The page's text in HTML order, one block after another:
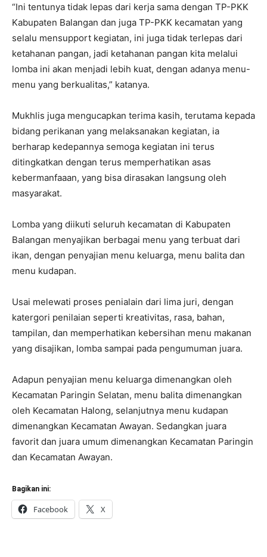
“Ini tentunya tidak lepas dari kerja sama dengan TP-PKK
Kabupaten Balangan dan juga TP-PKK kecamatan yang
selalu mensupport kegiatan, ini juga tidak terlepas dari
ketahanan pangan, jadi ketahanan pangan kita melalui
lomba ini akan menjadi lebih kuat, dengan adanya menu-
menu yang berkualitas,” katanya.
Mukhlis juga mengucapkan terima kasih, terutama kepada
bidang perikanan yang melaksanakan kegiatan, ia
berharap kedepannya semoga kegiatan ini terus
ditingkatkan dengan terus memperhatikan asas
kebermanfaaan, yang bisa dirasakan langsung oleh
masyarakat.
Lomba yang diikuti seluruh kecamatan di Kabupaten
Balangan menyajikan berbagai menu yang terbuat dari
ikan, dengan penyajian menu keluarga, menu balita dan
menu kudapan.
Usai melewati proses penialain dari lima juri, dengan
katergori penilaian seperti kreativitas, rasa, bahan,
tampilan, dan memperhatikan kebersihan menu makanan
yang disajikan, lomba sampai pada pengumuman juara.
Adapun penyajian menu keluarga dimenangkan oleh
Kecamatan Paringin Selatan, menu balita dimenangkan
oleh Kecamatan Halong, selanjutnya menu kudapan
dimenangkan Kecamatan Awayan. Sedangkan juara
favorit dan juara umum dimenangkan Kecamatan Paringin
dan Kecamatan Awayan.
Bagikan ini:
Facebook X